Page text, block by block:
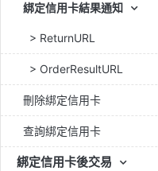
綁定信用卡結果通知
> ReturnURL
> OrderResultURL
刪除綁定信用卡
查詢綁定信用卡
綁定信用卡後交易